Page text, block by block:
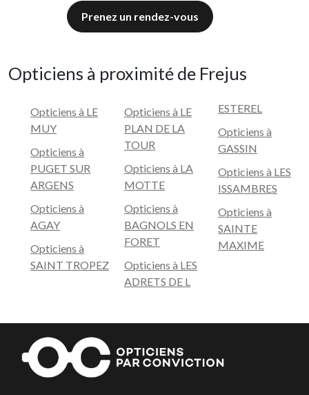
Prenez un rendez-vous
Opticiens à proximité de Frejus
Opticiens à LE
MUY
Opticiens à
PUGET SUR
ARGENS
Opticiens à
AGAY
Opticiens à
SAINT TROPEZ
Opticiens à LE
PLAN DE LA
TOUR
Opticiens à LA
MOTTE
Opticiens à
BAGNOLS EN
FORET
Opticiens à LES
ADRETS DE L
ESTEREL
Opticiens à
GASSIN
Opticiens à LES
ISSAMBRES
Opticiens à
SAINTE
MAXIME